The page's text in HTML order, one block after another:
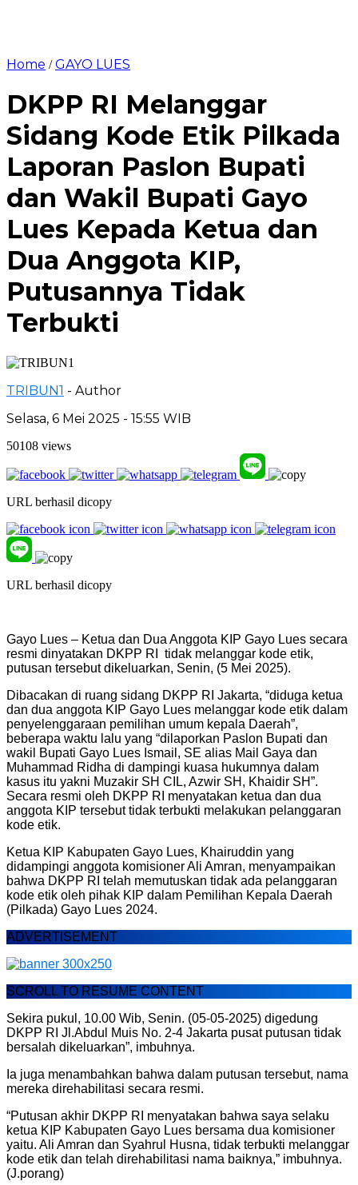
Home /GAYO LUES
DKPP RI Melanggar
Sidang Kode Etik Pilkada
Laporan Paslon Bupati
dan Wakil Bupati Gayo
Lues Kepada Ketua dan
Dua Anggota KIP,
Putusannya Tidak
Terbukti
TRIBUN1 - Author
Selasa, 6 Mei 2025 - 15:55 WIB
50108 views
URL berhasil dicopy
URL berhasil dicopy
Gayo Lues – Ketua dan Dua Anggota KIP Gayo Lues secara
resmi dinyatakan DKPP RI tidak melanggar kode etik,
putusan tersebut dikeluarkan, Senin, (5 Mei 2025).
Dibacakan di ruang sidang DKPP RI Jakarta, “diduga ketua
dan dua anggota KIP Gayo Lues melanggar kode etik dalam
penyelenggaraan pemilihan umum kepala Daerah”,
beberapa waktu lalu yang “dilaporkan Paslon Bupati dan
wakil Bupati Gayo Lues Ismail, SE alias Mail Gaya dan
Muhammad Ridha di dampingi kuasa hukumnya dalam
kasus itu yakni Muzakir SH CIL, Azwir SH, Khaidir SH”.
Secara resmi oleh DKPP RI menyatakan ketua dan dua
anggota KIP tersebut tidak terbukti melakukan pelanggaran
kode etik.
Ketua KIP Kabupaten Gayo Lues, Khairuddin yang
didampingi anggota komisioner Ali Amran, menyampaikan
bahwa DKPP RI telah memutuskan tidak ada pelanggaran
kode etik oleh pihak KIP dalam Pemilihan Kepala Daerah
(Pilkada) Gayo Lues 2024.
ADVERTISEMENT
SCROLL TO RESUME CONTENT
Sekira pukul, 10.00 Wib, Senin. (05-05-2025) digedung
DKPP RI Jl.Abdul Muis No. 2-4 Jakarta pusat putusan tidak
bersalah dikeluarkan”, imbuhnya.
Ia juga menambahkan bahwa dalam putusan tersebut, nama
mereka direhabilitasi secara resmi.
“Putusan akhir DKPP RI menyatakan bahwa saya selaku
ketua KIP Kabupaten Gayo Lues bersama dua komisioner
yaitu. Ali Amran dan Syahrul Husna, tidak terbukti melanggar
kode etik dan telah direhabilitasi nama baiknya,” imbuhnya.
(J.porang)